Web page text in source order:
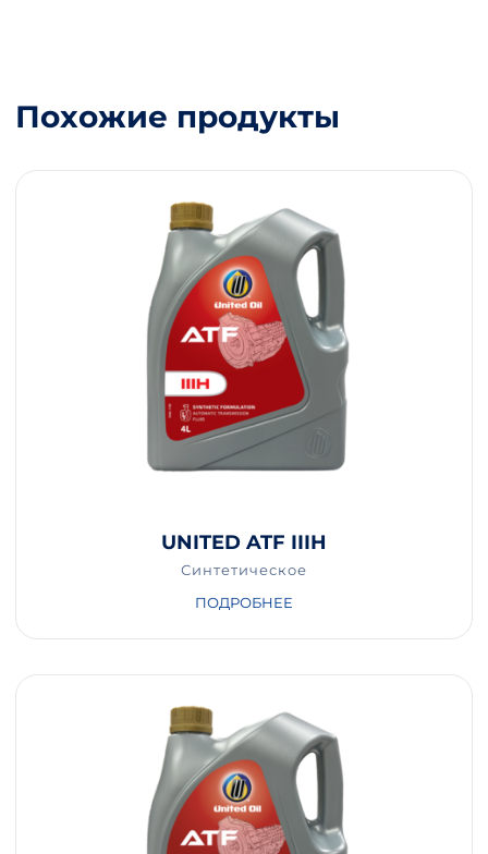
Похожие продукты
UNITED ATF IIIH
Синтетическое
ПОДРОБНЕЕ